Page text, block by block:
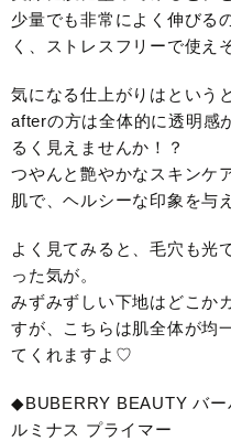
少量でも非常によく伸びる
く、ストレスフリーで使え
気になる仕上がりはという
afterの方は全体的に透明感
るく見えませんか！？
つやんと艶やかなスキンケ
肌で、ヘルシーな印象を与
よく見てみると、毛穴も光
った気が。
みずみずしい下地はどこか
すが、こちらは肌全体が均
てくれますよ♡
◆BUBERRY BEAUTY バー
ルミナス プライマー